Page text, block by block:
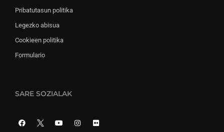
Pribatutasun politika
Legezko abisua
Cookieen politika
Formulario
SARE SOZIALAK